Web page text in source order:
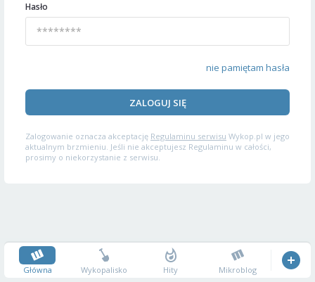
Hasło
nie pamiętam hasła
ZALOGUJ SIĘ
Zalogowanie oznacza akceptację Regulaminu serwisu Wykop.pl w jego
aktualnym brzmieniu. Jeśli nie akceptujesz Regulaminu w całości,
prosimy o niekorzystanie z serwisu.
Główna Wykopalisko Hity Mikroblog